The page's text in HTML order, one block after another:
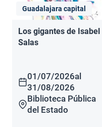
Guadalajara capital
Los gigantes de Isabel
Salas
01/07/2026al
31/08/2026
Biblioteca Pública
del Estado